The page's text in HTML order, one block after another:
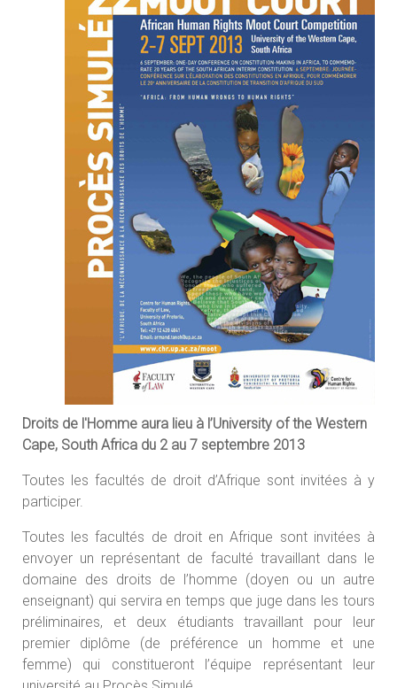
Droits de l'Homme aura lieu à l’University of the Western
Cape, South Africa du 2 au 7 septembre 2013
Toutes les facultés de droit d’Afrique sont invitées à y
participer.
Toutes les facultés de droit en Afrique sont invitées à
envoyer un représentant de faculté travaillant dans le
domaine des droits de l’homme (doyen ou un autre
enseignant) qui servira en temps que juge dans les tours
préliminaires, et deux étudiants travaillant pour leur
premier diplôme (de préférence un homme et une
femme) qui constitueront l’équipe représentant leur